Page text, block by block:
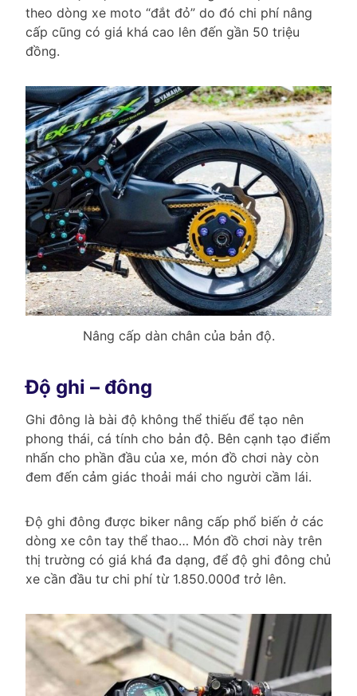
theo dòng xe moto “đắt đỏ” do đó chi phí nâng
cấp cũng có giá khá cao lên đến gần 50 triệu
đồng.
Nâng cấp dàn chân của bản độ.
Độ ghi – đông
Ghi đông là bài độ không thể thiếu để tạo nên
phong thái, cá tính cho bản độ. Bên cạnh tạo điểm
nhấn cho phần đầu của xe, món đồ chơi này còn
đem đến cảm giác thoải mái cho người cầm lái.
Độ ghi đông được biker nâng cấp phổ biến ở các
dòng xe côn tay thể thao… Món đồ chơi này trên
thị trường có giá khá đa dạng, để độ ghi đông chủ
xe cần đầu tư chi phí từ 1.850.000đ trở lên.